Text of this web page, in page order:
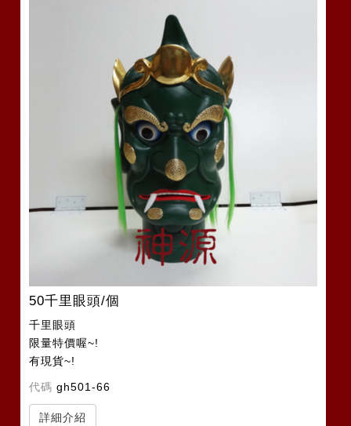
50千里眼頭/個
千里眼頭
限量特價喔~!
有現貨~!
代碼 gh501-66
詳細介紹